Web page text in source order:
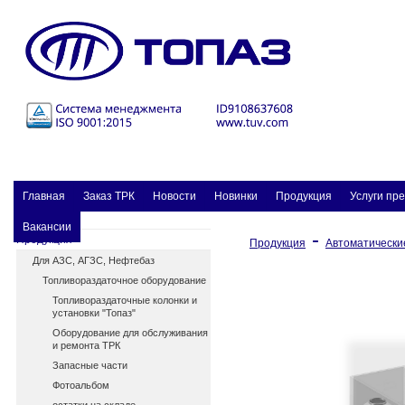
Главная Заказ ТPК Новости Новинки Продукция Услуги
Вакансии
Продукция
Для АЗС, АГЗС, Нефтебаз
Топливораздаточное оборудование
Топливораздаточные колонки и
установки "Топаз"
Оборудование для обслуживания
и ремонта ТРК
Запасные части
Фотоальбом
Продукция -